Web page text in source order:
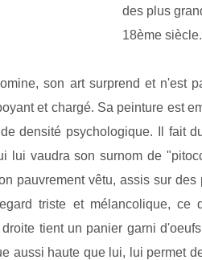
des plus
18ème siècle.
son art surprend et n'est
et chargé. Sa peinture est
densité psychologique. Il fait
lui vaudra son surnom de
pauvrement vêtu, assis sur des
triste et mélancolique, ce
tient un panier garni
aussi haute que lui, lui permet